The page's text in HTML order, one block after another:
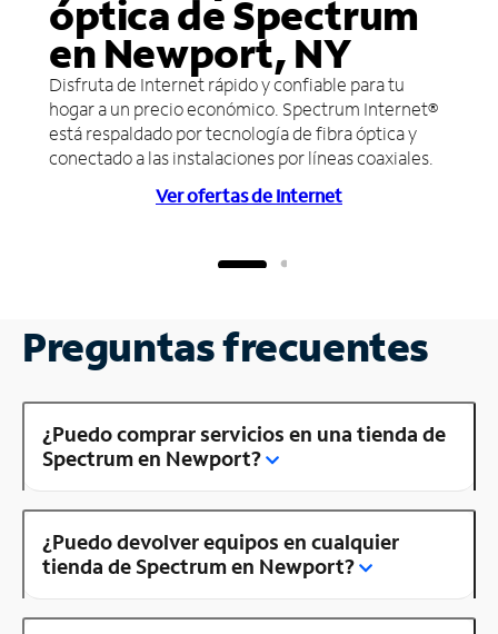
óptica de Spectrum
en Newport, NY
Disfruta de Internet rápido y confiable para tu
hogar a un precio económico. Spectrum Internet®
está respaldado por tecnología de fibra óptica y
conectado a las instalaciones por líneas coaxiales.
Ver ofertas de Internet
Preguntas frecuentes
¿Puedo comprar servicios en una tienda de
Spectrum en Newport?
¿Puedo devolver equipos en cualquier
tienda de Spectrum en Newport?